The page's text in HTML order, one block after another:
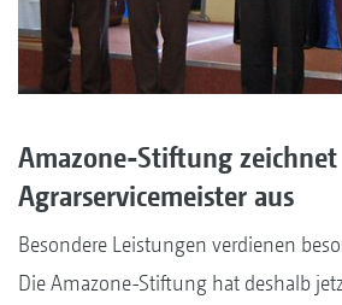
Amazone-Stiftung zeichnet
Agrarservicemeister aus
Besondere Leistungen verdienen
Die Amazone-Stiftung hat deshalb